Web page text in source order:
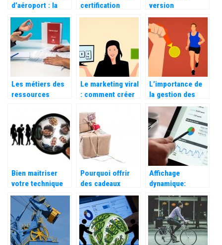
d’aéroport : la
nouvelle méthode
la plus pratique
pour vos voyages
certification
Qualiopi ?
version
entrepreneur : un
business rentable
Les métiers des
ressources
Le marketing viral
: comment créer
L’importance de
la gestion des
récompenses
pour votre
entreprise
Bien maitriser
votre technique
marketing pour
attirer de
nouveaux clients
Pourquoi offrir
des cadeaux
d’affaires ?
Affichage
dynamique:
qu’est-ce que
c’est exactement?